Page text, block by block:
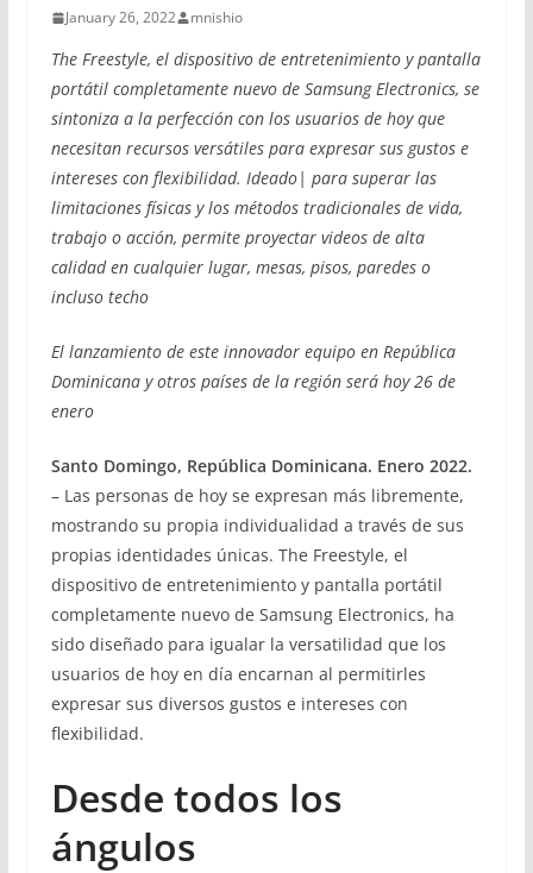
January 26, 2022 mnishio
The Freestyle, el dispositivo de entretenimiento y pantalla
portátil completamente nuevo de Samsung Electronics, se
sintoniza a la perfección con los usuarios de hoy que
necesitan recursos versátiles para expresar sus gustos e
intereses con flexibilidad. Ideado| para superar las
limitaciones físicas y los métodos tradicionales de vida,
trabajo o acción, permite proyectar videos de alta
calidad en cualquier lugar, mesas, pisos, paredes o
incluso techo
El lanzamiento de este innovador equipo en República
Dominicana y otros países de la región será hoy 26 de
enero
Santo Domingo, República Dominicana. Enero 2022.
– Las personas de hoy se expresan más libremente,
mostrando su propia individualidad a través de sus
propias identidades únicas. The Freestyle, el
dispositivo de entretenimiento y pantalla portátil
completamente nuevo de Samsung Electronics, ha
sido diseñado para igualar la versatilidad que los
usuarios de hoy en día encarnan al permitirles
expresar sus diversos gustos e intereses con
flexibilidad.
Desde todos los
ángulos